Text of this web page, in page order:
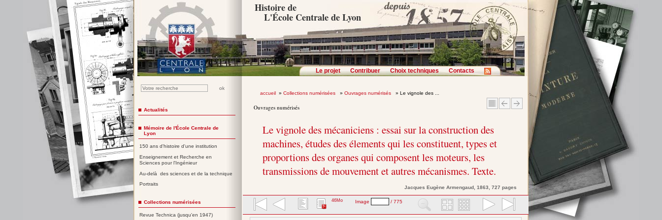
Histoire de
L'École Centrale de Lyon
Le projet Contribuer Choix techniques Contacts
accueil» Collections numérisées » Ouvrages numérisés » Le vignole des ...
Ouvrages numérisés
Le vignole des mécaniciens : essai sur la construction des
machines, études des élements qui les constituent, types et
proportions des organes qui composent les moteurs, les
transmissions de mouvement et autres mécanismes. Texte.
Jacques EugèneArmengaud, 1863, 727 pages
46Mo Image / 775
Actualités
Mémoire de l'École Centrale de
Lyon
150 ans d'histoire d'une institution
Enseignement et Recherche en
Sciences pour l'Ingénieur
Au-delà des sciences et de la technique
Portraits
Collections numérisées
Revue Technica (jusqu'en 1947)